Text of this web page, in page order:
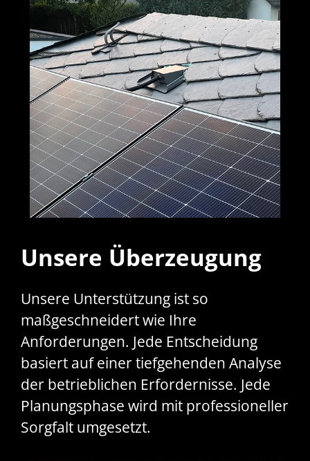
Unsere Überzeugung
Unsere Unterstützung ist so
maßgeschneidert wie Ihre
Anforderungen. Jede Entscheidung
basiert auf einer tiefgehenden Analyse
der betrieblichen Erfordernisse. Jede
Planungsphase wird mit professioneller
Sorgfalt umgesetzt.